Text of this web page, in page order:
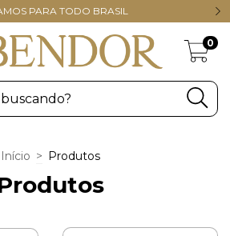
PARA TODO BRASIL
0
Início > Produtos